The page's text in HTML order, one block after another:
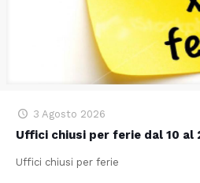
3 Agosto 2026
Uffici chiusi per ferie dal 10 al
Uffici chiusi per ferie